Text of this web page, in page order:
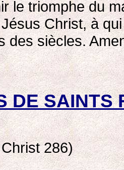
le triomphe du
Christ, à
des siècles.
DE SAINTS
286)